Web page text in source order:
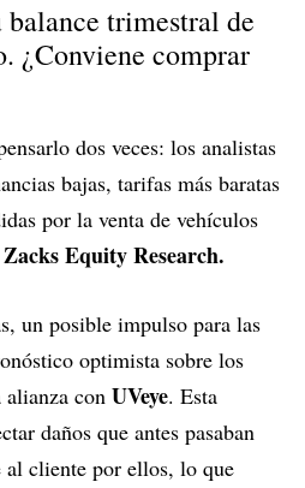
trimestral de
¿Conviene comprar
dos veces: los analistas
bajas, tarifas más baratas
por la venta de vehículos
Zacks Equity Research.
un posible impulso para las
optimista sobre los
alianza con UVeye. Esta
daños que antes pasaban
al cliente por ellos, lo que